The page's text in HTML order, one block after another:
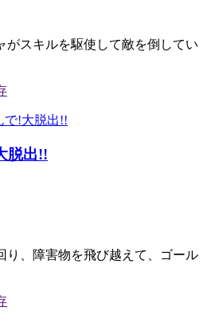
がスキルを駆使して敵を倒してい
脱出!!
り、障害物を飛び越えて、ゴール